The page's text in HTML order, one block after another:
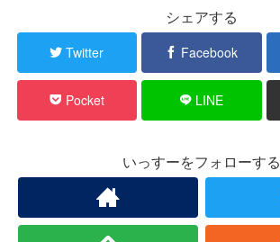
シェアする
Twitter Facebook
Pocket LINE
いっすーをフォローする